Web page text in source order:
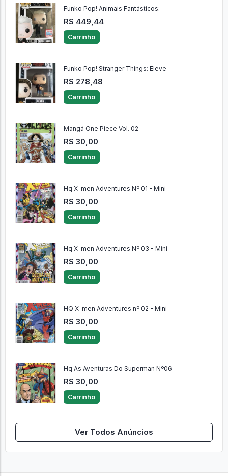
Funko Pop! Animais Fantásticos:
R$ 449,44
Carrinho
Funko Pop! Stranger Things: Eleve
R$ 278,48
Carrinho
Mangá One Piece Vol. 02
R$ 30,00
Carrinho
Hq X-men Adventures Nº 01 - Mini
R$ 30,00
Carrinho
Hq X-men Adventures Nº 03 - Mini
R$ 30,00
Carrinho
HQ X-men Adventures nº 02 - Mini
R$ 30,00
Carrinho
Hq As Aventuras Do Superman Nº06
R$ 30,00
Carrinho
Ver Todos Anúncios